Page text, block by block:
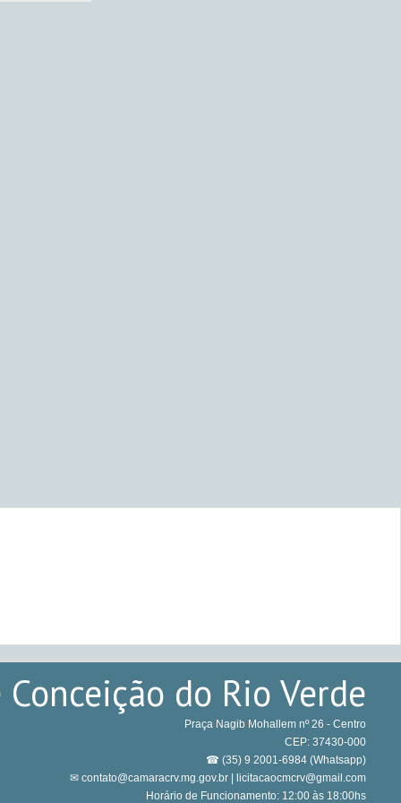
do Rio Verde
Praça Nagib Mohallem nº 26 - Centro
CEP: 37430-000
☎ (35) 9 2001-6984 (Whatsapp)
✉ contato@camaracrv.mg.gov.br | licitacaocmcrv@gmail.com
Horário de Funcionamento: 12:00 às 18:00hs